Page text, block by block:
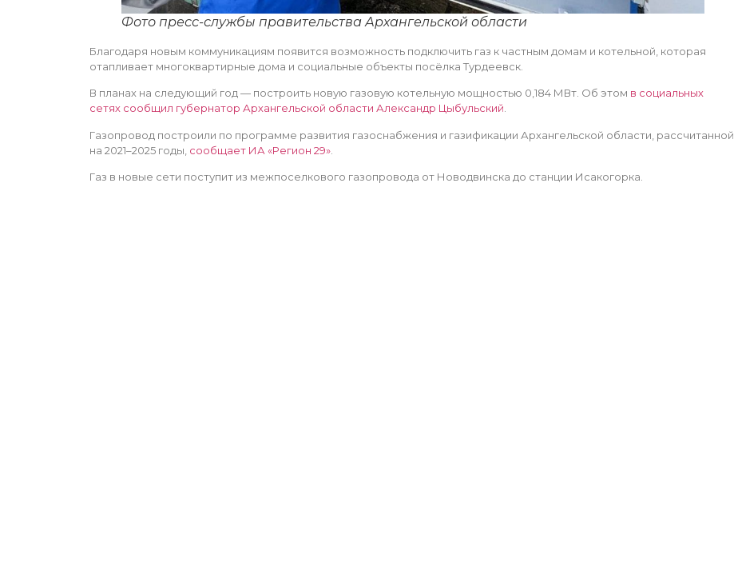
Фото пресс-службы правительства Архангельской области
Благодаря новым коммуникациям появится возможность подключить газ к частным домам и котельной, которая
отапливает многоквартирные дома и социальные объекты посёлка Турдеевск.
В планах на следующий год — построить новую газовую котельную мощностью 0,184 МВт. Об этом в социальных
сетях сообщил губернатор Архангельской области Александр Цыбульский
Газопровод построили по программе развития газоснабжения и газификации Архангельской области, рассчитанной
на 2021–2025 годы, сообщает ИА «Регион 29»
Газ в новые сети поступит из межпоселкового газопровода от Новодвинска до станции Исакогорка.